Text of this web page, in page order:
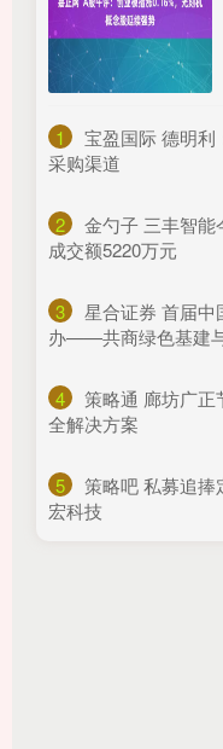
1
宝盈国际 德明利
采购渠道
2
金勺子 三丰智能
成交额5220万元
3
星合证券 首届
办——共商绿色基建
4
策略通 廊坊广正
全解决方案
5
策略吧 私募追捧
宏科技